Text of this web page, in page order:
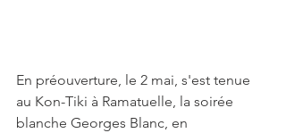
En préouverture, le 2 mai, s'est tenue
au Kon-Tiki à Ramatuelle, la soirée
blanche Georges Blanc, en